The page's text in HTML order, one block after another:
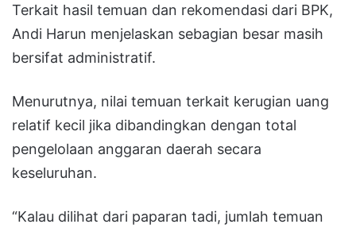
Terkait hasil temuan dan rekomendasi dari BPK,
Andi Harun menjelaskan sebagian besar masih
bersifat administratif.
Menurutnya, nilai temuan terkait kerugian uang
relatif kecil jika dibandingkan dengan total
pengelolaan anggaran daerah secara
keseluruhan.
“Kalau dilihat dari paparan tadi, jumlah temuan